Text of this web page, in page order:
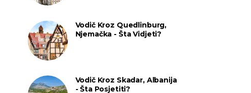
Vodič Kroz Quedlinburg,
Njemačka - Šta Vidjeti?
Vodič Kroz Skadar, Albanija
- Šta Posjetiti?